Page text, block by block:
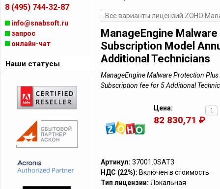
Все варианты лицензий ZOHO
ManageEngine
Subscription Model
Additional Technicians
ManageEngine Malware Protection
Subscription fee for 5 Additional
Цена:
82 830,71 ₽
Артикул: 37001.0SAT3
НДС (22%): Включен в стоимость
Тип лицензии: Локальная
8 (495) 744-32-87
info@snabsoft.ru
запрос
онлайн-чат
Наши статусы